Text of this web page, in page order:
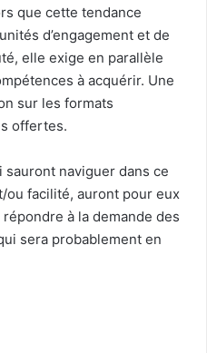
que cette tendance
d’engagement et de
elle exige en parallèle
à acquérir. Une
sur les formats
offertes.
sauront naviguer dans ce
ou facilité, auront pour eux
à la demande des
sera probablement en